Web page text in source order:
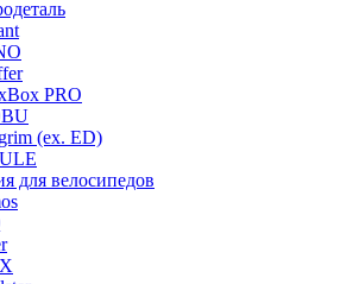
PRO
(ex. ED)
для велосипедов